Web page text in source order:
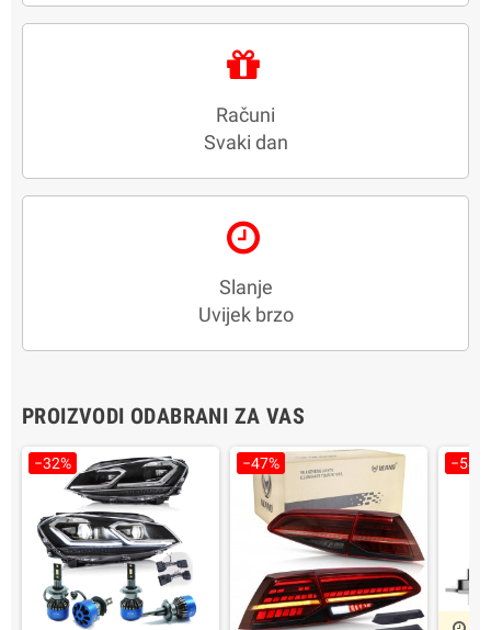
Računi
Svaki dan
Slanje
Uvijek brzo
PROIZVODI ODABRANI ZA VAS
−32% −47% −58%